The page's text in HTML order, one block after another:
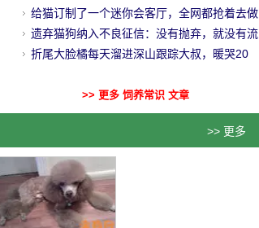
里…”
给猫订制了一个迷你会客厅，全网都抢着去做
客！
遗弃猫狗纳入不良征信：没有抛弃，就没有流
浪！
折尾大脸橘每天溜进深山跟踪大叔，暖哭20
>> 更多 饲养常识 文章
>> 更多